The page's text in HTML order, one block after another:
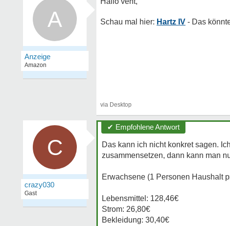
A Hartz IV
C
crazy030
Gast
✔ Empfohlene Antwort
Das kann ich nicht konkret sagen.
zusammensetzen, dann kann man
Erwachsene (1 Personen Haushalt
Lebensmittel: 128,46€
Strom: 26,80€
Bekleidung: 30,40€